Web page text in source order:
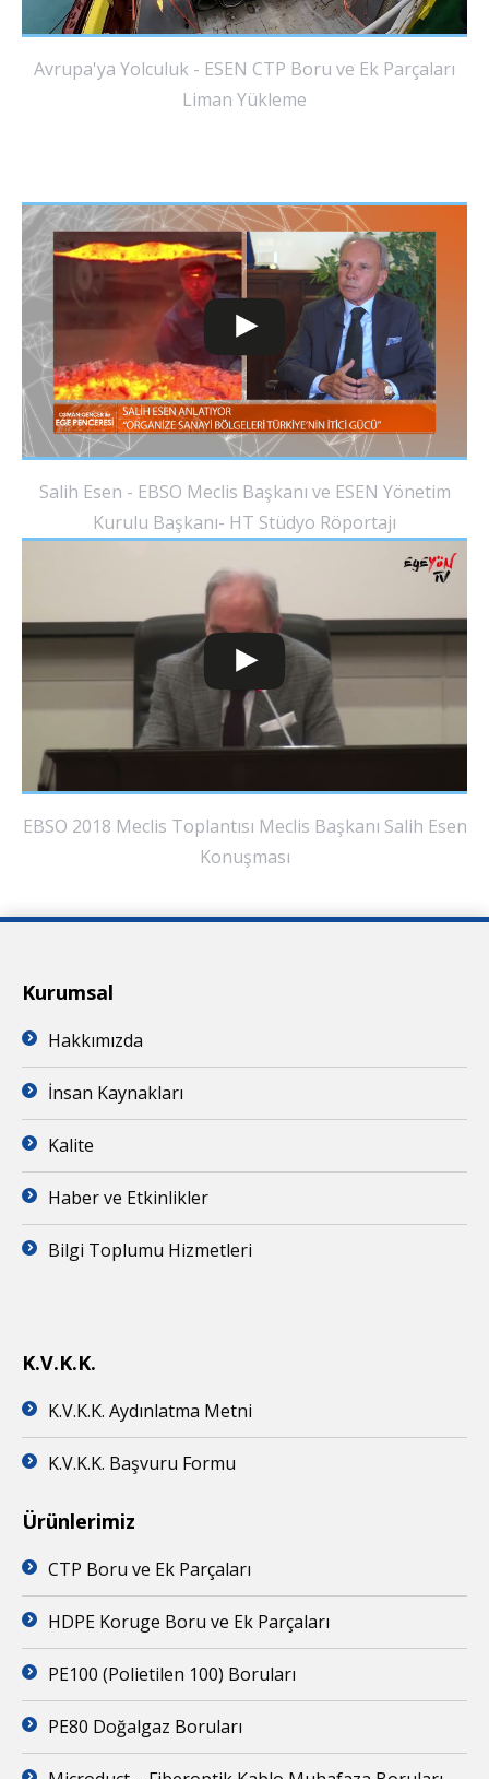
Avrupa'ya Yolculuk - ESEN CTP Boru ve Ek Parçaları
Liman Yükleme
Salih Esen - EBSO Meclis Başkanı ve ESEN Yönetim
Kurulu Başkanı- HT Stüdyo Röportajı
EBSO 2018 Meclis Toplantısı Meclis Başkanı Salih Esen
Konuşması
Kurumsal
Hakkımızda
İnsan Kaynakları
Kalite
Haber ve Etkinlikler
Bilgi Toplumu Hizmetleri
K.V.K.K.
K.V.K.K. Aydınlatma Metni
K.V.K.K. Başvuru Formu
Ürünlerimiz
CTP Boru ve Ek Parçaları
HDPE Koruge Boru ve Ek Parçaları
PE100 (Polietilen 100) Boruları
PE80 Doğalgaz Boruları